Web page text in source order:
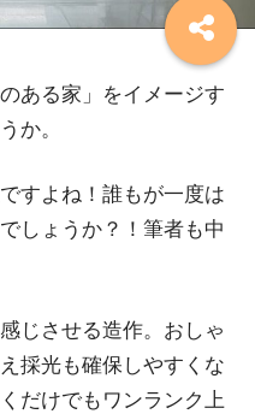
ある家」をイメージす
か。
すよね！誰もが一度は
しょうか？！筆者も中
じさせる造作。おしゃ
採光も確保しやすくな
だけでもワンランク上